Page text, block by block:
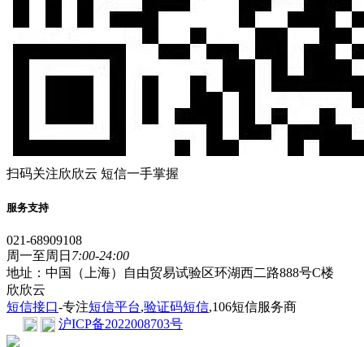
扫码关注欣欣云 短信一手掌握
服务支持
021-68909108
周一至周日 7:00-24:00
地址：中国（上海）自由贸易试验区环湖西二路888号C楼
欣欣云
短信接口-专注短信平台,验证码短信,106短信服务商
沪ICP备2022008703号